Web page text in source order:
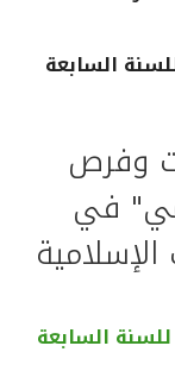
السابعة
وفرص
في
السابعة